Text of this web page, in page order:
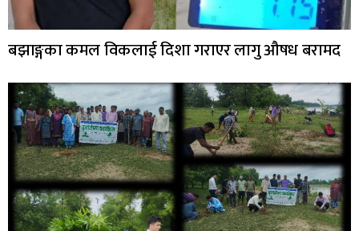
बझाङ्गका कमल विकलाई दिशा गराएर लागु औषध बरामद